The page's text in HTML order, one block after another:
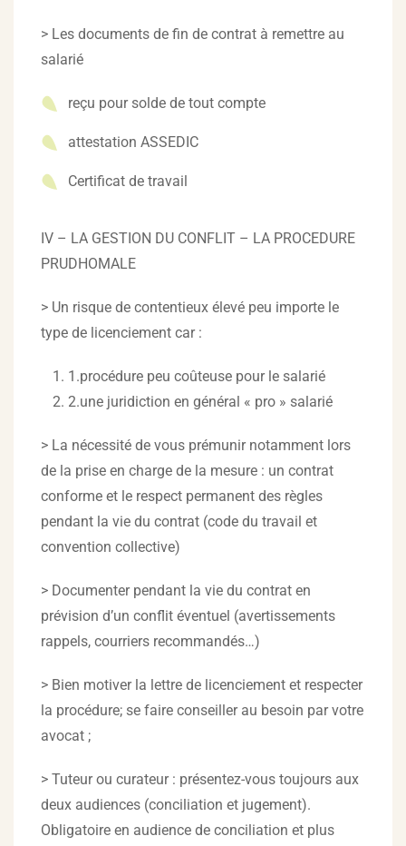
> Les documents de fin de contrat à remettre au
salarié
reçu pour solde de tout compte
attestation ASSEDIC
Certificat de travail
IV – LA GESTION DU CONFLIT – LA PROCEDURE
PRUDHOMALE
> Un risque de contentieux élevé peu importe le
type de licenciement car :
1.procédure peu coûteuse pour le salarié
2.une juridiction en général « pro » salarié
> La nécessité de vous prémunir notamment lors
de la prise en charge de la mesure : un contrat
conforme et le respect permanent des règles
pendant la vie du contrat (code du travail et
convention collective)
> Documenter pendant la vie du contrat en
prévision d’un conflit éventuel (avertissements
rappels, courriers recommandés…)
> Bien motiver la lettre de licenciement et respecter
la procédure; se faire conseiller au besoin par votre
avocat ;
> Tuteur ou curateur : présentez-vous toujours aux
deux audiences (conciliation et jugement).
Obligatoire en audience de conciliation et plus